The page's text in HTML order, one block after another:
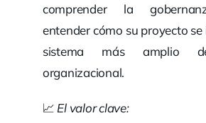
comprender la
entender cómo su proyecto
sistema más amplio
organizacional.
📈 El valor clave: